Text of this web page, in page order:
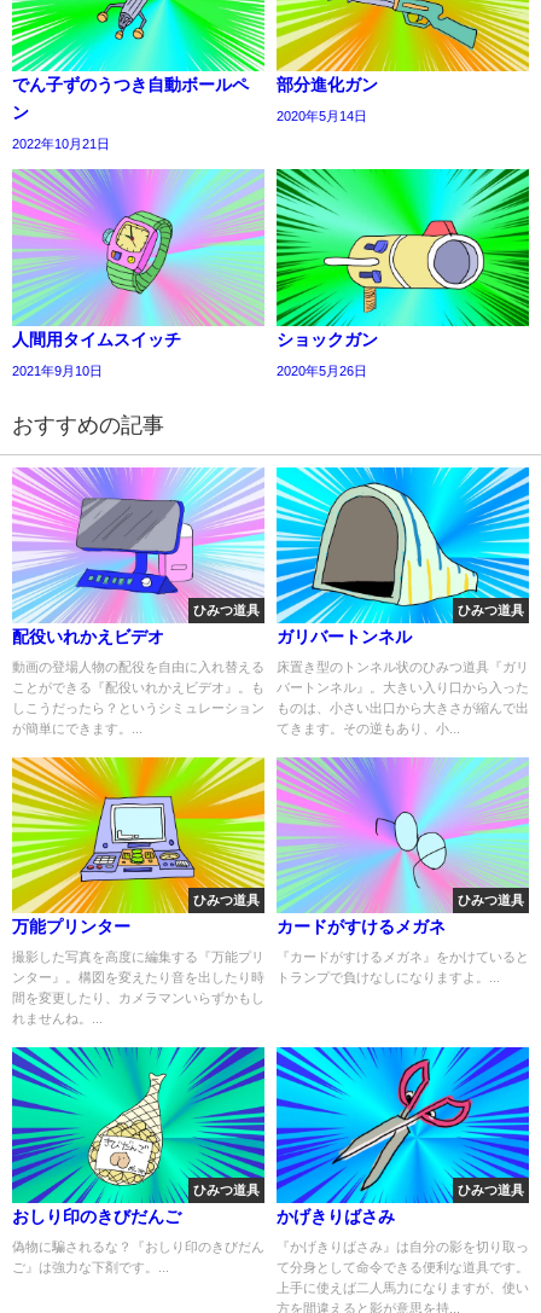
でん子ずのうつき自動ボールペ
ン
2022年10月21日
部分進化ガン
2020年5月14日
人間用タイムスイッチ
2021年9月10日
ショックガン
2020年5月26日
おすすめの記事
ひみつ道具
配役いれかえビデオ
動画の登場人物の配役を自由に入れ替える
ことができる『配役いれかえビデオ』。も
しこうだったら？というシミュレーション
が簡単にできます。...
ひみつ道具
ガリバートンネル
床置き型のトンネル状のひみつ道具『ガリ
バートンネル』。大きい入り口から入った
ものは、小さい出口から大きさが縮んで出
てきます。その逆もあり、小...
ひみつ道具
万能プリンター
撮影した写真を高度に編集する『万能プリ
ンター』。構図を変えたり音を出したり時
間を変更したり、カメラマンいらずかもし
れませんね。...
ひみつ道具
カードがすけるメガネ
『カードがすけるメガネ』をかけていると
トランプで負けなしになりますよ。...
ひみつ道具
おしり印のきびだんご
偽物に騙されるな？『おしり印のきびだん
ご』は強力な下剤です。...
ひみつ道具
かげきりばさみ
『かげきりばさみ』は自分の影を切り取っ
て分身として命令できる便利な道具です。
上手に使えば二人馬力になりますが、使い
方を間違えると影が意思を持...